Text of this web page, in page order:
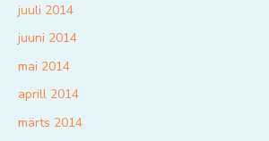
juuli 2014
juuni 2014
mai 2014
aprill 2014
märts 2014